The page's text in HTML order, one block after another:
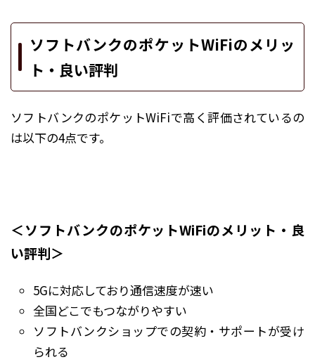
ソフトバンクのポケットWiFiのメリッ
ト・良い評判
ソフトバンクのポケットWiFiで高く評価されているの
は以下の4点です。
＜ソフトバンクのポケットWiFiのメリット・良
い評判＞
5Gに対応しており通信速度が速い
全国どこでもつながりやすい
ソフトバンクショップでの契約・サポートが受け
られる